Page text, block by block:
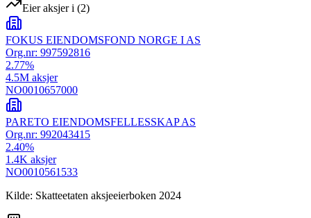
Eier aksjer i (2)
FOKUS EIENDOMSFOND NORGE I AS
Org.nr: 997592816
2.77%
4.5M aksjer
NO0010657000
PARETO EIENDOMSFELLESSKAP AS
Org.nr: 992043415
2.40%
1.4K aksjer
NO0010561533
Kilde: Skatteetaten aksjeeierboken 2024